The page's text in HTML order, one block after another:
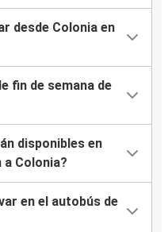
desde Colonia en
fin de semana de
disponibles en
a Colonia?
en el autobús de